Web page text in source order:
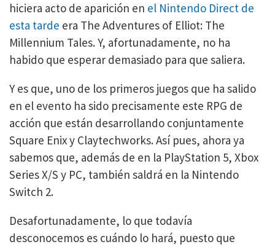
hiciera acto de aparición en el Nintendo Direct de
esta tarde era The Adventures of Elliot: The
Millennium Tales. Y, afortunadamente, no ha
habido que esperar demasiado para que saliera.
Y es que, uno de los primeros juegos que ha salido
en el evento ha sido precisamente este RPG de
acción que están desarrollando conjuntamente
Square Enix y Claytechworks. Así pues, ahora ya
sabemos que, además de en la PlayStation 5, Xbox
Series X/S y PC, también saldrá en la Nintendo
Switch 2.
Desafortunadamente, lo que todavía
desconocemos es cuándo lo hará, puesto que